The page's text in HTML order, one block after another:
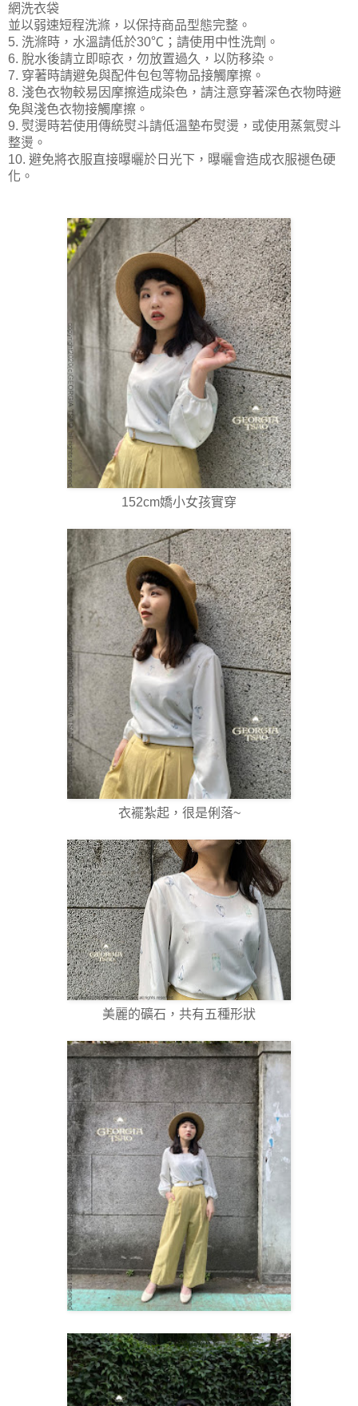
網洗衣袋
並以弱速短程洗滌，以保持商品型態完整。
5. 洗滌時，水溫請低於30℃；請使用中性洗劑。
6. 脫水後請立即晾衣，勿放置過久，以防移染。
7. 穿著時請避免與配件包包等物品接觸摩擦。
8. 淺色衣物較易因摩擦造成染色，請注意穿著深色衣物時避
免與淺色衣物接觸摩擦。
9. 熨燙時若使用傳統熨斗請低溫墊布熨燙，或使用蒸氣熨斗
整燙。
10. 避免將衣服直接曝曬於日光下，曝曬會造成衣服褪色硬
化。
152cm嬌小女孩實穿
衣襬紮起，很是俐落~
美麗的礦石，共有五種形狀